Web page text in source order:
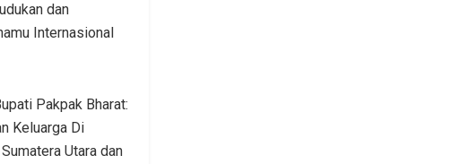
dan
Internasional
Pakpak Bharat:
Keluarga Di
Utara dan